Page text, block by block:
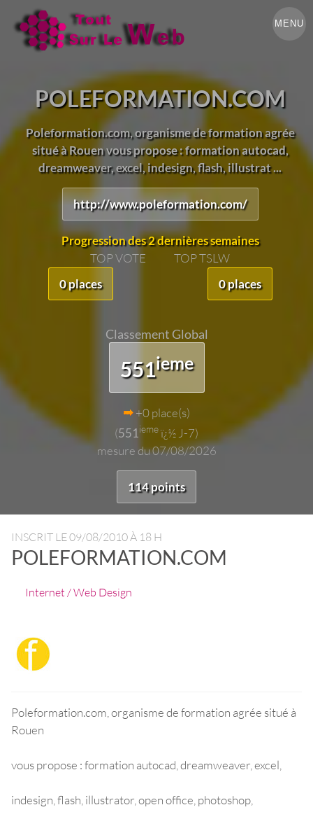
MENU
POLEFORMATION.COM
Poleformation.com, organisme de formation agrée
situé à Rouen vous propose : formation autocad,
dreamweaver, excel, indesign, flash, illustrat ...
http://www.poleformation.com/
Progression des 2 dernières semaines
TOP VOTE
0 places
TOP TSLW
0 places
Classement Global
551ieme
+0 place(s)
(551 iemeï¿½ J-7)
mesure du 07/08/2026
114 points
INSCRIT LE09/08/2010 À 18 H
POLEFORMATION.COM
Internet / Web Design
Poleformation.com, organisme de formation agrée situé à
Rouen
vous propose : formation autocad, dreamweaver, excel,
indesign, flash, illustrator, open office, photoshop,